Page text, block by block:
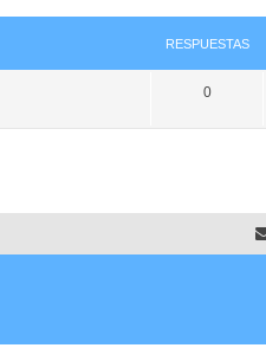
RESPUESTAS
0